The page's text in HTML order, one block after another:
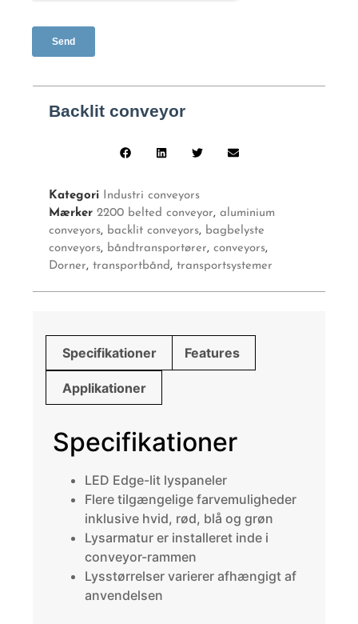
Backlit conveyor
Kategori
Industri conveyors
Mærker 2200 belted conveyor,aluminium
conveyors, backlit conveyors, bagbelyste
conveyors, båndtransportører,conveyors,
Dorner,transportbånd ,transportsystemer
Specifikationer Features
Applikationer
Specifikationer
LED Edge-lit lyspaneler
Flere tilgængelige farvemuligheder
inklusive hvid, rød, blå og grøn
Lysarmatur er installeret inde i
conveyor-rammen
Lysstørrelser varierer afhængigt af
anvendelsen